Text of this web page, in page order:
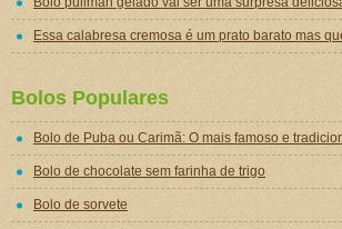
Bolos Populares
Bolo de Puba ou Carimã: O mais famoso e
Bolo de chocolate sem farinha de trigo
Bolo de sorvete